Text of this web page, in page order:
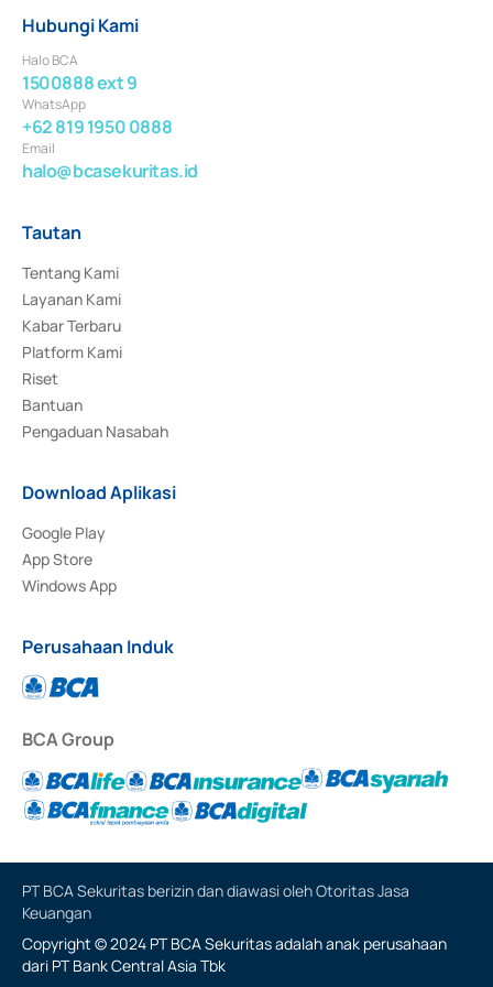
Hubungi Kami
Halo BCA
1500888 ext 9
WhatsApp
+62 819 1950 0888
Email
halo@bcasekuritas.id
Tautan
Tentang Kami
Layanan Kami
Kabar Terbaru
Platform Kami
Riset
Bantuan
Pengaduan Nasabah
Download Aplikasi
Google Play
App Store
Windows App
Perusahaan Induk
BCA Group
PT BCA Sekuritas berizin dan diawasi oleh Otoritas Jasa
Keuangan
Copyright © 2024 PT BCA Sekuritas adalah anak perusahaan
dari PT Bank Central Asia Tbk